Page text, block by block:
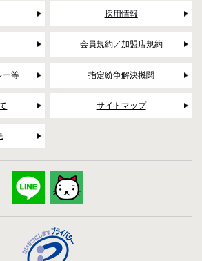
採用情報
会員規約／加盟店規約
ー等 指定紛争解決機関
サイトマップ